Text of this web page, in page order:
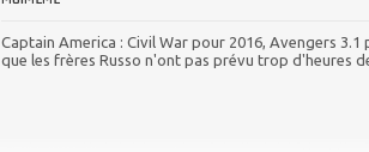
Captain America : Civil War pour 2016, Avengers
que les frères Russo n'ont pas prévu trop d'heures